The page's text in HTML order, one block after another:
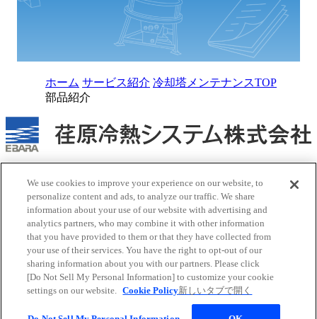
ホーム サービス紹介 冷却塔メンテナンスTOP
部品紹介
合わせはご遠慮ください
お問い合わせはこちら 新しいタブで開く
サイトポリシー
商標について
個人情報保護方針
新しいタブで開く
サイトマップ
荏原グループ共通方針
Copyright © EBARA REFRIGERATION EQUIPMENT &
We use cookies to improve your experience on our website, to
personalize content and ads, to analyze our traffic. We share
information about your use of our website with advertising and
analytics partners, who may combine it with other information
that you have provided to them or that they have collected from
your use of their services. You have the right to opt-out of our
sharing information about you with our partners. Please click
[Do Not Sell My Personal Information] to customize your cookie
settings on our website. Cookie Policy新しいタブで開く